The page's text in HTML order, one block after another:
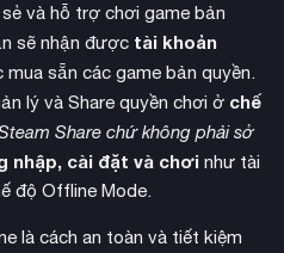
lén lút và giải đố . Người chơi
để tạo ra âm thanh đánh lạc
đạn dược và vật phẩm hữu
và hỗ trợ chơi game bản
sẽ nhận được tài khoản
sẵn các game bản quyền.
lý và Share quyền chơi ở chế
Share chứ không phải sở
nhập, cài đặt và chơi như tài
độ Offline Mode.
là cách an toàn và tiết kiệm